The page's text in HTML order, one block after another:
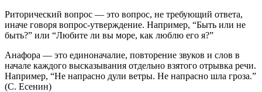
Риторический вопрос — это вопрос, не требующий ответа,
иначе говоря вопрос-утверждение. Например, “Быть или не
быть?” или “Любите ли вы море, как люблю его я?”
Анафора — это единоначалие, повторение звуков и слов в
начале каждого высказывания отдельно взятого отрывка речи.
Например, “Не напрасно дули ветры. Не напрасно шла гроза.”
(С. Есенин)